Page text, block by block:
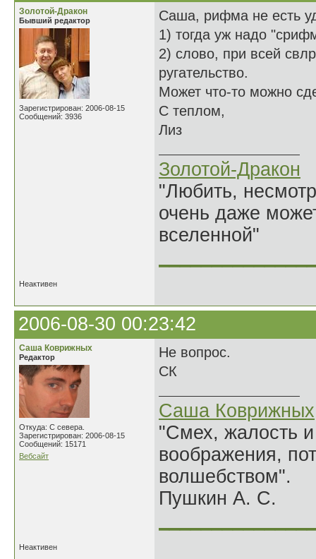
Золотой-Дракон
Бывший редактор
Зарегистрирован: 2006-08-15
Сообщений: 3936
Саша, рифма не есть
1) тогда уж надо
2) слово, при всей
ругательство.
Может что-то можно
С теплом,
Лиз
Золотой-Дракон
"Любить,
очень даже
вселенной"
Неактивен
2006-08-30 00:23:42
Саша Коврижных
Редактор
Откуда: С севера.
Зарегистрирован: 2006-08-15
Сообщений: 15171
Вебсайт
Не вопрос.
СК
Саша Коврижных
"Смех, жалость
воображения,
волшебством".
Пушкин А. С.
Неактивен